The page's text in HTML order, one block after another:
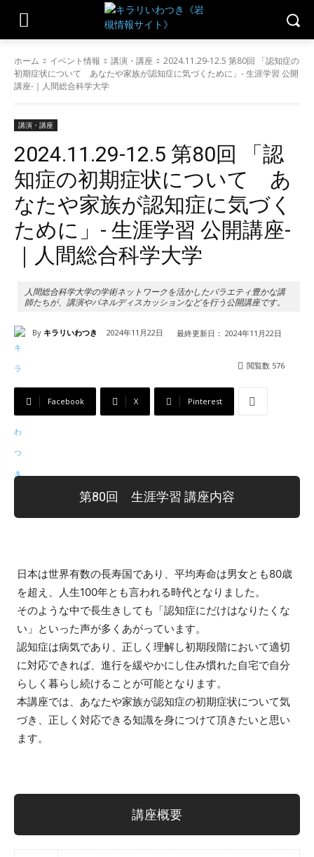
ホーム イベント情報 講演・講座
2024.11.29-12.5 第80回 「認知症の
初期症状について あなたや家族が認知症に気づくために」- 生涯学習 公開
講座-｜人間総合科学大学
講演・講座
2024.11.29-12.5 第80回 「認
知症の初期症状について あ
なたや家族が認知症に気づく
ために」- 生涯学習 公開講座-
｜人間総合科学大学
人間総合科学大学の学術ネットワークを活かしたバラエティ豊かな講
師たちが、講演やパネルディスカッションなどを行う公開講座です。
By キラリいわつき 2024年11月22日 最終更新日： 2024年11月22日
閲覧数 576
Facebook X Pinterest
第80回 生涯学習 講座内容
日本は世界有数の長寿国であり、平均寿命は男女とも80歳
を超え、人生100年とも言われる時代となりました。
そのような中で長生きしても「認知症にだけはなりたくな
い」といった声が多くあがっています。
認知症は病気であり、正しく理解し初期段階において適切
に対応できれば、進行を緩やかにし住み慣れた自宅で自分
らしく暮らし続けることが可能となります。
本講座では、あなたや家族が認知症の初期症状について気
づき、正しく対応できる知識を身につけて頂きたいと思い
ます。
講座概要